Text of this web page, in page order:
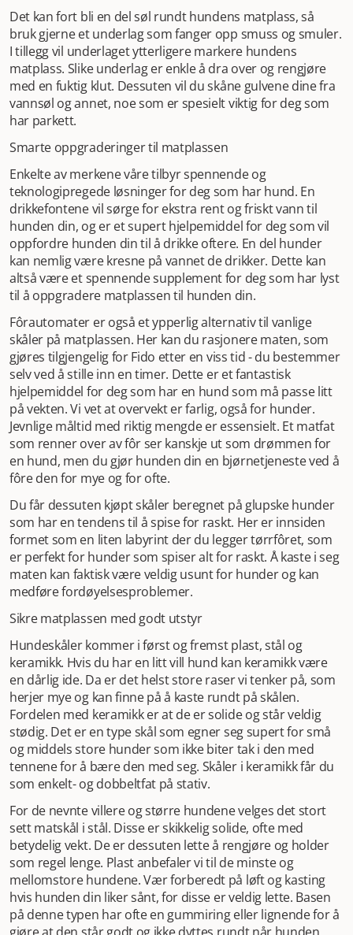
Det kan fort bli en del søl rundt hundens matplass, så
bruk gjerne et underlag som fanger opp smuss og smuler.
I tillegg vil underlaget ytterligere markere hundens
matplass. Slike underlag er enkle å dra over og rengjøre
med en fuktig klut. Dessuten vil du skåne gulvene dine fra
vannsøl og annet, noe som er spesielt viktig for deg som
har parkett.
Smarte oppgraderinger til matplassen
Enkelte av merkene våre tilbyr spennende og
teknologipregede løsninger for deg som har hund. En
drikkefontene vil sørge for ekstra rent og friskt vann til
hunden din, og er et supert hjelpemiddel for deg som vil
oppfordre hunden din til å drikke oftere. En del hunder
kan nemlig være kresne på vannet de drikker. Dette kan
altså være et spennende supplement for deg som har lyst
til å oppgradere matplassen til hunden din.
Fôrautomater er også et ypperlig alternativ til vanlige
skåler på matplassen. Her kan du rasjonere maten, som
gjøres tilgjengelig for Fido etter en viss tid - du bestemmer
selv ved å stille inn en timer. Dette er et fantastisk
hjelpemiddel for deg som har en hund som må passe litt
på vekten. Vi vet at overvekt er farlig, også for hunder.
Jevnlige måltid med riktig mengde er essensielt. Et matfat
som renner over av fôr ser kanskje ut som drømmen for
en hund, men du gjør hunden din en bjørnetjeneste ved å
fôre den for mye og for ofte.
Du får dessuten kjøpt skåler beregnet på glupske hunder
som har en tendens til å spise for raskt. Her er innsiden
formet som en liten labyrint der du legger tørrfôret, som
er perfekt for hunder som spiser alt for raskt. Å kaste i seg
maten kan faktisk være veldig usunt for hunder og kan
medføre fordøyelsesproblemer.
Sikre matplassen med godt utstyr
Hundeskåler kommer i først og fremst plast, stål og
keramikk. Hvis du har en litt vill hund kan keramikk være
en dårlig ide. Da er det helst store raser vi tenker på, som
herjer mye og kan finne på å kaste rundt på skålen.
Fordelen med keramikk er at de er solide og står veldig
stødig. Det er en type skål som egner seg supert for små
og middels store hunder som ikke biter tak i den med
tennene for å bære den med seg. Skåler i keramikk får du
som enkelt- og dobbeltfat på stativ.
For de nevnte villere og større hundene velges det stort
sett matskål i stål. Disse er skikkelig solide, ofte med
betydelig vekt. De er dessuten lette å rengjøre og holder
som regel lenge. Plast anbefaler vi til de minste og
mellomstore hundene. Vær forberedt på løft og kasting
hvis hunden din liker sånt, for disse er veldig lette. Basen
på denne typen har ofte en gummiring eller lignende for å